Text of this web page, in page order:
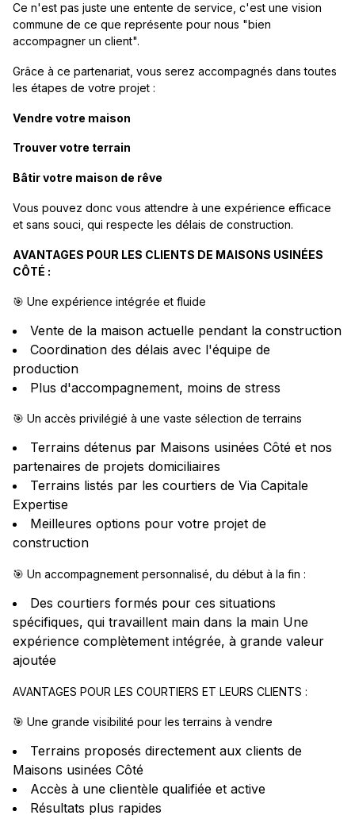
Ce n'est pas juste une entente de service, c'est une vision
commune de ce que représente pour nous "bien
accompagner un client".
Grâce à ce partenariat, vous serez accompagnés dans toutes
les étapes de votre projet :
Vendre votre maison
Trouver votre terrain
Bâtir votre maison de rêve
Vous pouvez donc vous attendre à une expérience efficace
et sans souci, qui respecte les délais de construction.
AVANTAGES POUR LES CLIENTS DE MAISONS USINÉES
CÔTÉ :
🎯 Une expérience intégrée et fluide
Vente de la maison actuelle pendant la construction
Coordination des délais avec l'équipe de
production
Plus d'accompagnement, moins de stress
🎯 Un accès privilégié à une vaste sélection de terrains
Terrains détenus par Maisons usinées Côté et nos
partenaires de projets domiciliaires
Terrains listés par les courtiers de Via Capitale
Expertise
Meilleures options pour votre projet de
construction
🎯 Un accompagnement personnalisé, du début à la fin :
Des courtiers formés pour ces situations
spécifiques, qui travaillent main dans la main Une
expérience complètement intégrée, à grande valeur
ajoutée
AVANTAGES POUR LES COURTIERS ET LEURS CLIENTS :
🎯 Une grande visibilité pour les terrains à vendre
Terrains proposés directement aux clients de
Maisons usinées Côté
Accès à une clientèle qualifiée et active
Résultats plus rapides